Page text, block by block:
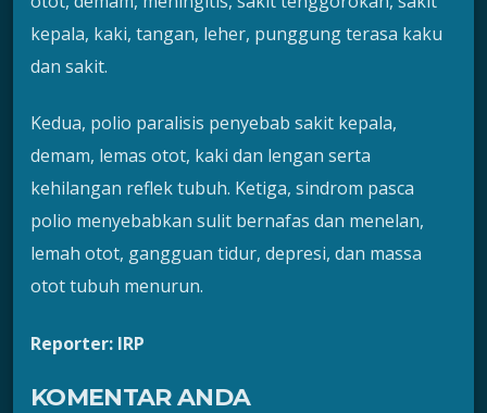
kepala, kaki, tangan, leher, punggung terasa kaku
dan sakit.
Kedua, polio paralisis penyebab sakit kepala,
demam, lemas otot, kaki dan lengan serta
kehilangan reflek tubuh. Ketiga, sindrom pasca
polio menyebabkan sulit bernafas dan menelan,
lemah otot, gangguan tidur, depresi, dan massa
otot tubuh menurun.
Reporter: IRP
KOMENTAR ANDA